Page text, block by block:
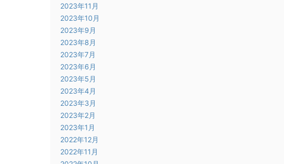
2023年11月
2023年10月
2023年9月
2023年8月
2023年7月
2023年6月
2023年5月
2023年4月
2023年3月
2023年2月
2023年1月
2022年12月
2022年11月